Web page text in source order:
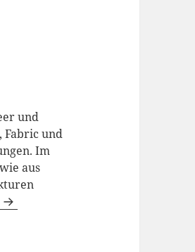
und
Fabric und
Im
aus